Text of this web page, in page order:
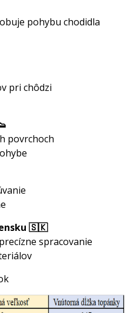
pohybu chodidla
pri chôdzi
povrchoch
🇸🇰
spracovanie